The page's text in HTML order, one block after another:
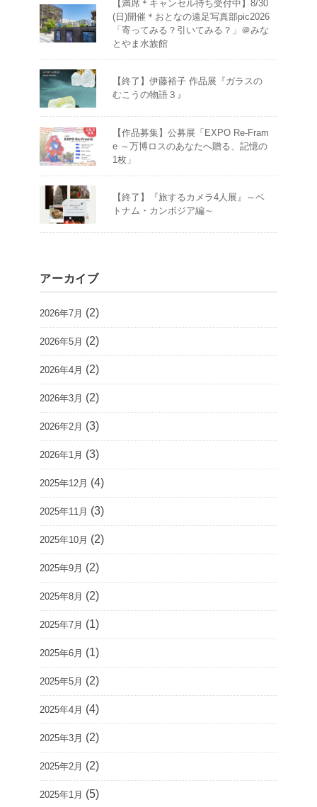
【満席＊キャンセル待ち受付中】8/30
(日)開催＊おとなの遠足写真部pic2026
「寄ってみる？引いてみる？」＠みな
とやま水族館
【終了】伊藤裕子 作品展『ガラスの
むこうの物語３』
【作品募集】公募展「EXPO Re-Fram
e ～万博ロスのあなたへ贈る、記憶の
1枚」
【終了】『旅するカメラ4人展』～ベ
トナム・カンボジア編～
アーカイブ
2026年7月 (2)
2026年5月 (2)
2026年4月 (2)
2026年3月 (2)
2026年2月 (3)
2026年1月 (3)
2025年12月 (4)
2025年11月 (3)
2025年10月 (2)
2025年9月 (2)
2025年8月 (2)
2025年7月 (1)
2025年6月 (1)
2025年5月 (2)
2025年4月 (4)
2025年3月 (2)
2025年2月 (2)
2025年1月 (5)